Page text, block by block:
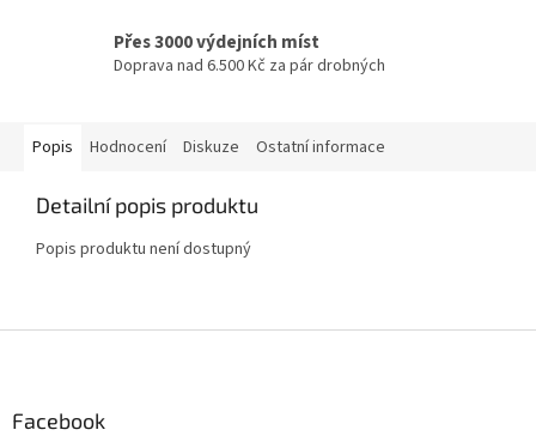
Přes 3000 výdejních míst
Doprava nad 6.500 Kč za pár drobných
Popis Hodnocení Diskuze Ostatní informace
Detailní popis produktu
Popis produktu není dostupný
Facebook